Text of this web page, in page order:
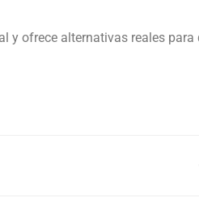
y ofrece alternativas reales para